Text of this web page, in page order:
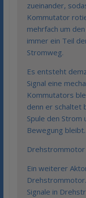
zueinander,
Kommutator
mehrfach um
immer ein Teil
Stromweg.
Es entsteht
Signal eine
Kommutators
denn er schaltet
Spule den Strom
Bewegung bleibt.
Drehstrommotor
Ein weiterer
Signale in